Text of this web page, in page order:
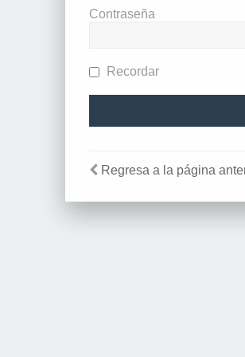
Contraseña
Recordar
Regresa a la página